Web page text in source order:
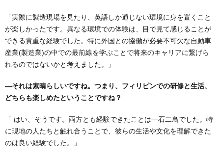
「実際に製造現場を見たり、英語しか通じない環境に身を置くこと
が楽しかったです。異なる環境での体験は、目で見て感じることが
できる貴重な経験でした。特に外国との協働が必要不可欠な自動車
産業(製造業)の中での最前線を学ぶことで将来のキャリアに繋げら
れるのではないかと考えました。」
―それは素晴らしいですね。つまり、フィリピンでの研修と生活、
どちらも楽しめたということですね？
「 はい、そうです。両方とも経験できたことは一石二鳥でした。特
に現地の人たちと触れ合うことで、彼らの生活や文化を理解できた
のは良い経験でした。」